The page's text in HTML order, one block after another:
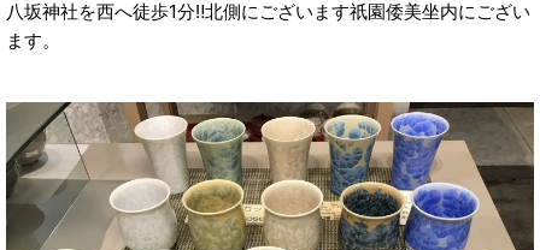
八坂神社を西へ徒歩1分‼️北側にございます祇園倭美坐内にござい
ます。